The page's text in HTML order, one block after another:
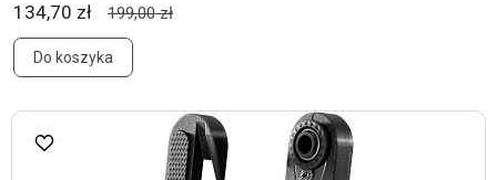
134,70 zł 199,00 zł
Do koszyka